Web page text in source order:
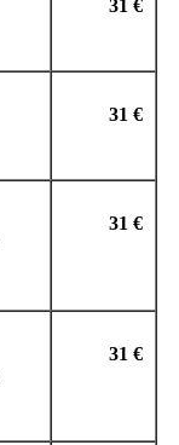
31 €
31 €
31 €
31 €